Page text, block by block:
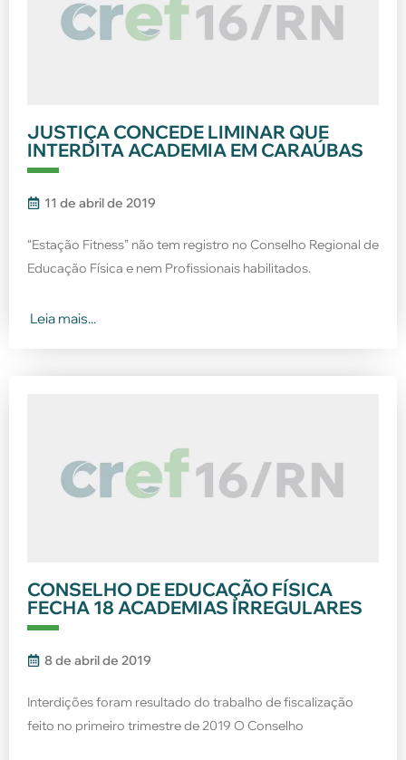
JUSTIÇA CONCEDE LIMINAR QUE
INTERDITA ACADEMIA EM CARAÚBAS
11 de abril de 2019
“Estação Fitness” não tem registro no Conselho Regional de
Educação Física e nem Profissionais habilitados.
Leia mais...
CONSELHO DE EDUCAÇÃO FÍSICA
FECHA 18 ACADEMIAS IRREGULARES
8 de abril de 2019
Interdições foram resultado do trabalho de fiscalização
feito no primeiro trimestre de 2019 O Conselho